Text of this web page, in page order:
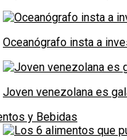
Oceanógrafo insta a
Joven venezolana es
y Bebidas